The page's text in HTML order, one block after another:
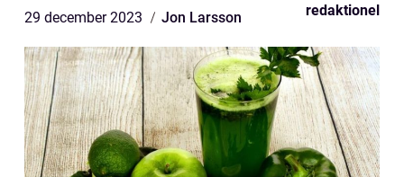
29 december 2023 Jon Larsson redaktionel